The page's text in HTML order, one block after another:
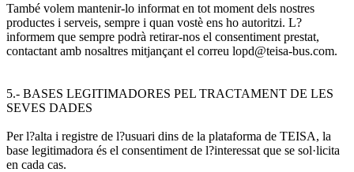
També volem mantenir-lo informat en tot moment dels nostres
productes i serveis, sempre i quan vostè ens ho autoritzi. L?
informem que sempre podrà retirar-nos el consentiment prestat,
contactant amb nosaltres mitjançant el correu lopd@teisa-bus.com.
5.- BASES LEGITIMADORES PEL TRACTAMENT DE LES
SEVES DADES
Per l?alta i registre de l?usuari dins de la plataforma de TEISA, la
base legitimadora és el consentiment de l?interessat que se sol·licita
en cada cas.